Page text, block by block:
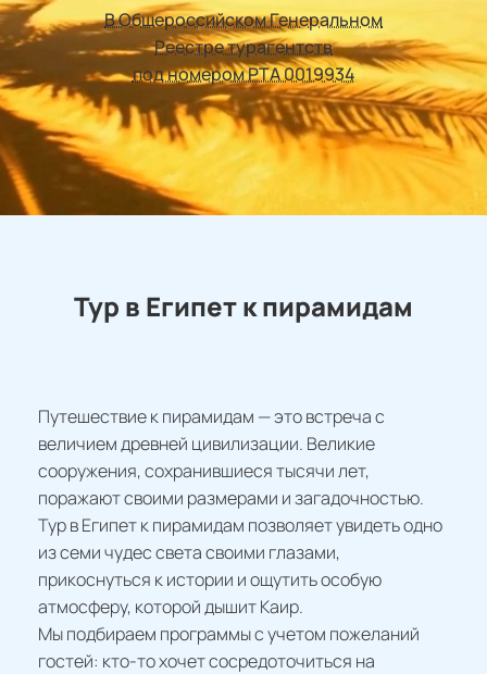
В Общероссийском Генеральном
Реестре турагентств
под номером РТА 0019934
Тур в Египет к пирамидам
Путешествие к пирамидам — это встреча с
величием древней цивилизации. Великие
сооружения, сохранившиеся тысячи лет,
поражают своими размерами и загадочностью.
Тур в Египет к пирамидам позволяет увидеть одно
из семи чудес света своими глазами,
прикоснуться к истории и ощутить особую
атмосферу, которой дышит Каир.
Мы подбираем программы с учетом пожеланий
гостей: кто-то хочет сосредоточиться на